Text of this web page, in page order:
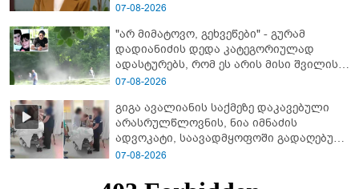
07-08-2026
"არ მიმატოვო, გეხვეწები" - გუ­რა­მ
დადიანიძის დედა კა­ტე­გო­რი­უ­ლად
ადას­ტუ­რებს, რომ ეს არის მისი შვი­ლის
ხმა
07-08-2026
გიგა ავალიანის საქმეზე დაკავებული
არასრულწლოვნის, ნია იმნაძის
ადვოკატი, საავადმყოფოში გადაღებულ
კადრებს ავრცელებს
07-08-2026